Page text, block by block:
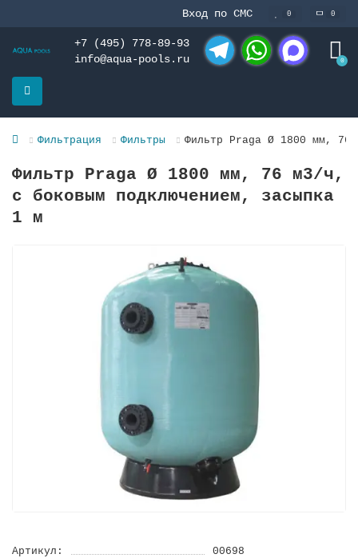
Вход по СМС 0 0
+7 (495) 778-89-93
info@aqua-pools.ru
0
Фильтрация Фильтры Фильтр Praga Ø 1800 мм, 76
Фильтр Praga Ø 1800 мм, 76 м3/ч,
с боковым подключением, засыпка
1 м
Артикул:
00698